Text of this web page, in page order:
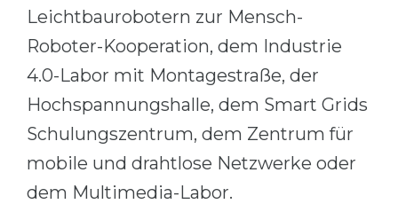
Leichtbaurobotern zur Mensch-
Roboter-Kooperation, dem Industrie
4.0-Labor mit Montagestraße, der
Hochspannungshalle, dem Smart Grids
Schulungszentrum, dem Zentrum für
mobile und drahtlose Netzwerke oder
dem Multimedia-Labor.